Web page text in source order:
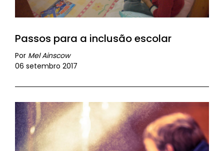
Passos para a inclusão escolar
Por Mel Ainscow
06 setembro 2017